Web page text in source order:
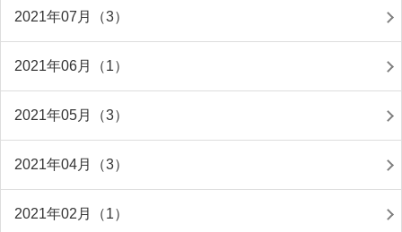
2021年07月（3）
2021年06月（1）
2021年05月（3）
2021年04月（3）
2021年02月（1）